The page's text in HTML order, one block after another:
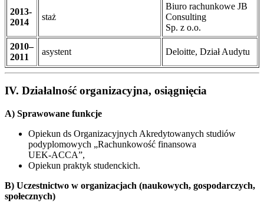
2013-
2014
staż
Biuro rachunkowe JB
Consulting
Sp. z o.o.
2010–
2011
asystent Deloitte, Dział Audytu
IV. Działalność organizacyjna, osiągnięcia
A) Sprawowane funkcje
Opiekun ds Organizacyjnych Akredytowanych studiów
podyplomowych „Rachunkowość finansowa
UEK-ACCA”,
Opiekun praktyk studenckich.
B) Uczestnictwo w organizacjach (naukowych, gospodarczych,
społecznych)